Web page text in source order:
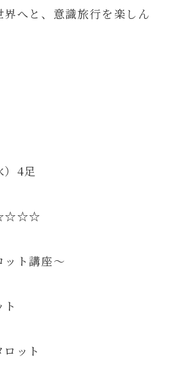
へと、意識旅行を楽しん
）4足
ット講座～
ット